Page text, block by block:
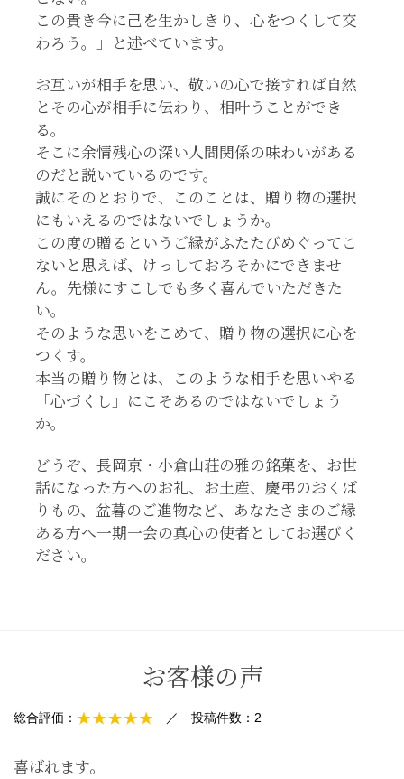
この貴き今に己を生かしきり、心をつくして交
わろう。」と述べています。
お互いが相手を思い、敬いの心で接すれば自然
とその心が相手に伝わり、相叶うことができ
る。
そこに余情残心の深い人間関係の味わいがある
のだと説いているのです。
誠にそのとおりで、このことは、贈り物の選択
にもいえるのではないでしょうか。
この度の贈るというご縁がふたたびめぐってこ
ないと思えば、けっしておろそかにできませ
ん。先様にすこしでも多く喜んでいただきた
い。
そのような思いをこめて、贈り物の選択に心を
つくす。
本当の贈り物とは、このような相手を思いやる
「心づくし」にこそあるのではないでしょう
か。
どうぞ、長岡京・小倉山荘の雅の銘菓を、お世
話になった方へのお礼、お土産、慶弔のおくば
りもの、盆暮のご進物など、あなたさまのご縁
ある方へ一期一会の真心の使者としてお選びく
ださい。
お客様の声
総合評価： ／ 投稿件数： 2
喜ばれます。